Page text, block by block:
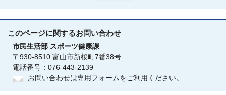
このページに関するお問い合わせ
市民生活部 スポーツ健康課
〒930-8510 富山市新桜町7番38号
電話番号：076-443-2139
お問い合わせは専用フォームをご利用ください。